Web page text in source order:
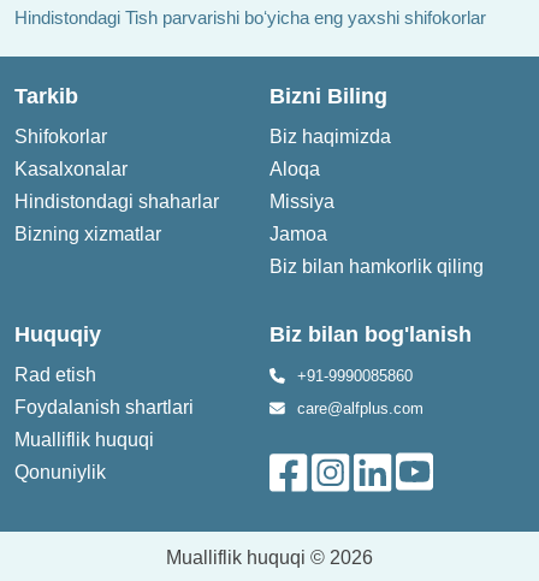
Hindistondagi Tish parvarishi boʻyicha eng yaxshi shifokorlar
Tarkib
Shifokorlar
Kasalxonalar
Hindistondagi shaharlar
Bizning xizmatlar
Bizni Biling
Biz haqimizda
Aloqa
Missiya
Jamoa
Biz bilan hamkorlik qiling
Huquqiy
Rad etish
Foydalanish shartlari
Mualliflik huquqi
Qonuniylik
Biz bilan bog'lanish
+91-9990085860
care@alfplus.com
Mualliflik huquqi © 2026